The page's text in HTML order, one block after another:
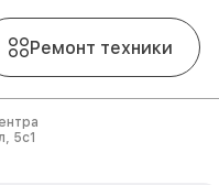
Ремонт техники
5с1